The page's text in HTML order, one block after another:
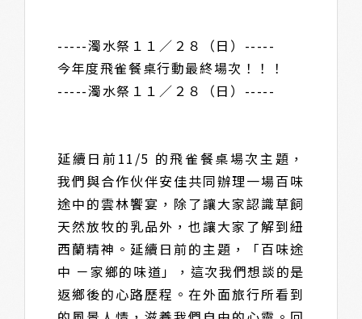
-----濁水祭１１／２８（日）-----
今年度飛雀餐桌行動最終場次！！！
-----濁水祭１１／２８（日）-----
延續日前11/5 的飛雀餐桌場次主題，
我們與合作伙伴安佳共同辦理一場百味
途中的雲林饗宴，除了讓大家認識草飼
天然放牧的乳品外，也讓大家了解到紐
西蘭精神。延續日前的主題，「百味途
中 －家鄉的味道」，這次我們想談的是
返鄉後的心路歷程。在外面旅行所看到